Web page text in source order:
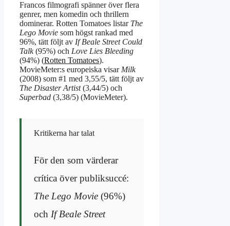
Francos filmografi spänner över flera
genrer, men komedin och thrillern
dominerar. Rotten Tomatoes listar The
Lego Movie som högst rankad med
96%, tätt följt av If Beale Street Could
Talk(95%) och Love Lies Bleeding
(94%) (Rotten Tomatoes).
MovieMeter:s europeiska visar Milk
(2008) som #1 med 3,55/5, tätt följt av
The Disaster Artist(3,44/5) och
Superbad (3,38/5) (MovieMeter).
Kritikerna har talat
För den som värderar
crítica över publiksuccé:
The Lego Movie (96%)
och If Beale Street